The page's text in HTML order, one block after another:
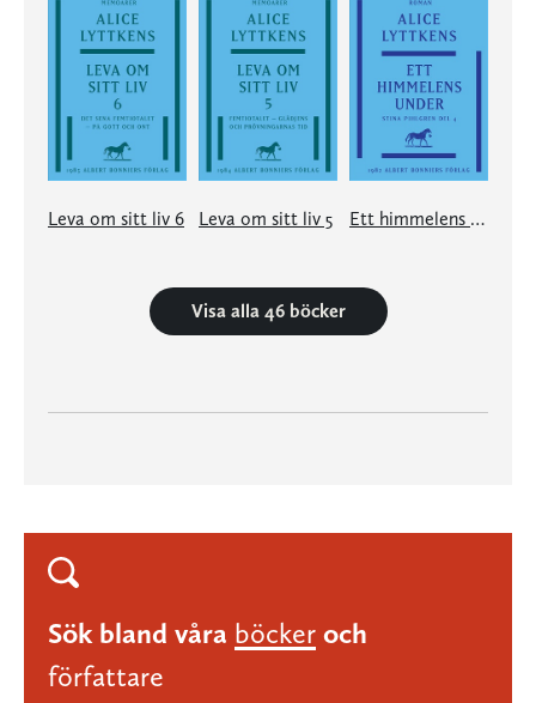
Leva om sitt liv 6 Leva om sitt liv 5 Ett himmelens under
Visa alla 46 böcker
Sök bland våra böcker och
författare